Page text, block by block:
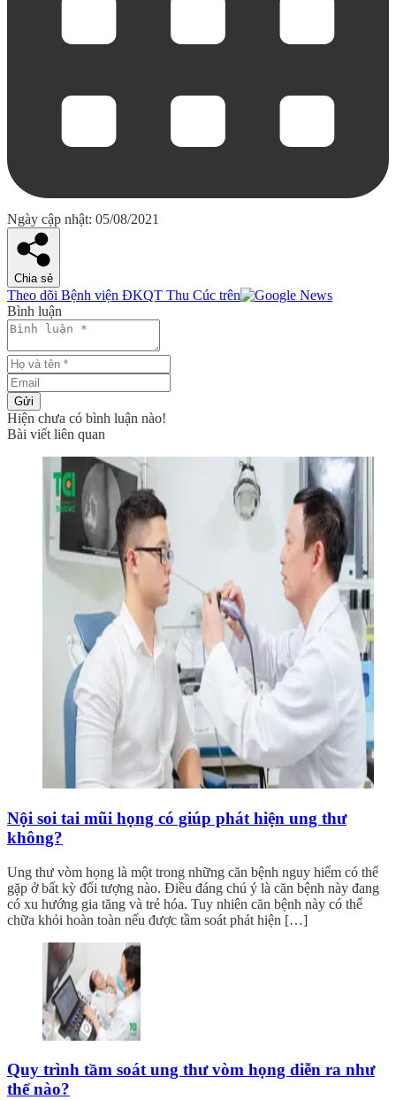
Ngày cập nhật: 05/08/2021
Chia sẻ
Theo dõi Bệnh viện ĐKQT Thu Cúc trên
Bình luận
Gửi
Hiện chưa có bình luận nào!
Bài viết liên quan
Nội soi tai mũi họng có giúp phát hiện ung thư
không?
Ung thư vòm họng là một trong những căn bệnh nguy hiểm có thể
gặp ở bất kỳ đối tượng nào. Điều đáng chú ý là căn bệnh này đang
có xu hướng gia tăng và trẻ hóa. Tuy nhiên căn bệnh này có thể
chữa khỏi hoàn toàn nếu được tầm soát phát hiện […]
Quy trình tầm soát ung thư vòm họng diễn ra như
thế nào?